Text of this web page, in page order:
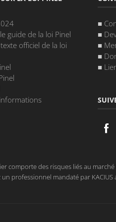
guide de la loi Pinel
officiel de la loi
■
■
■
■
■
comporte des risques liés au
professionnel mandaté par